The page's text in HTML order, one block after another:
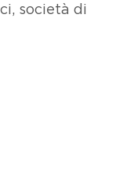
società di